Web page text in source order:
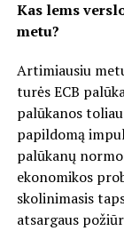
Kas lems
metu?
Artimiausiu
turės ECB
palūkanos
papildomą
palūkanų
ekonomikos
skolinimasis
atsargaus